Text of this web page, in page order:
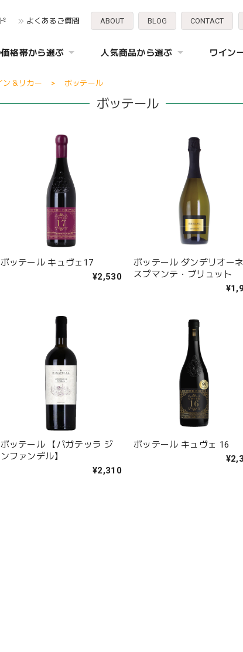
よくあるご質問 ABOUT BLOG CONTACT
格帯から選ぶ 人気商品から選ぶ ワイン
ン＆リカー ボッテール
ボッテール
ボッテール キュヴェ17
¥2,530
ボッテール ダンデリオーネ
スプマンテ・ブリュット
ボッテール 【バガテッラ ジ
ンファンデル】
¥2,310
ボッテール キュヴェ 16